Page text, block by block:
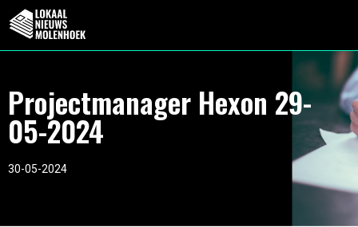
Projectmanager Hexon 29-
05-2024
30-05-2024